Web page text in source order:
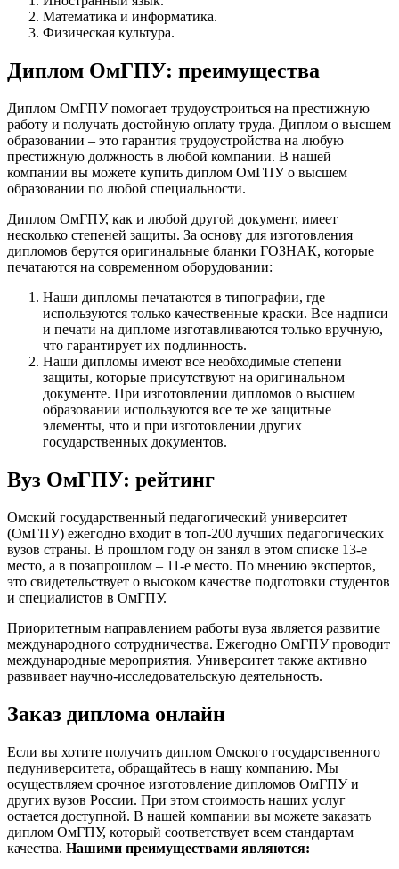
Математика и информатика.
Физическая культура.
Диплом ОмГПУ: преимущества
Диплом ОмГПУ помогает трудоустроиться на престижную
работу и получать достойную оплату труда. Диплом о высшем
образовании – это гарантия трудоустройства на любую
престижную должность в любой компании. В нашей
компании вы можете купить диплом ОмГПУ о высшем
образовании по любой специальности.
Диплом ОмГПУ, как и любой другой документ, имеет
несколько степеней защиты. За основу для изготовления
дипломов берутся оригинальные бланки ГОЗНАК, которые
печатаются на современном оборудовании:
Наши дипломы печатаются в типографии, где
используются только качественные краски. Все надписи
и печати на дипломе изготавливаются только вручную,
что гарантирует их подлинность.
Наши дипломы имеют все необходимые степени
защиты, которые присутствуют на оригинальном
документе. При изготовлении дипломов о высшем
образовании используются все те же защитные
элементы, что и при изготовлении других
государственных документов.
Вуз ОмГПУ: рейтинг
Омский государственный педагогический университет
(ОмГПУ) ежегодно входит в топ-200 лучших педагогических
вузов страны. В прошлом году он занял в этом списке 13-е
место, а в позапрошлом – 11-е место. По мнению экспертов,
это свидетельствует о высоком качестве подготовки студентов
и специалистов в ОмГПУ.
Приоритетным направлением работы вуза является развитие
международного сотрудничества. Ежегодно ОмГПУ проводит
международные мероприятия. Университет также активно
развивает научно-исследовательскую деятельность.
Заказ диплома онлайн
Если вы хотите получить диплом Омского государственного
педуниверситета, обращайтесь в нашу компанию. Мы
осуществляем срочное изготовление дипломов ОмГПУ и
других вузов России. При этом стоимость наших услуг
остается доступной. В нашей компании вы можете заказать
диплом ОмГПУ, который соответствует всем стандартам
качества. Нашими преимуществами являются: